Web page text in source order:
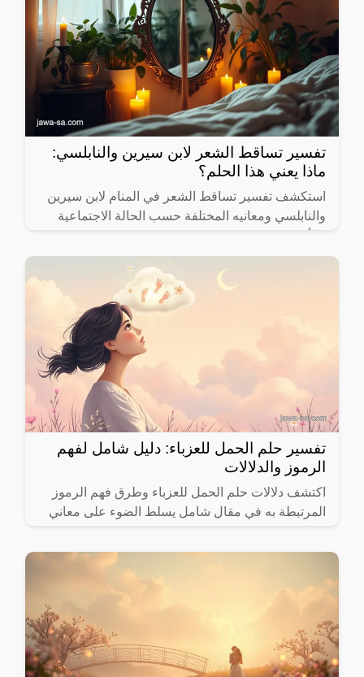
تفسير تساقط الشعر لابن سيرين والنابلسي:
ماذا يعني هذا الحلم؟
استكشف تفسير تساقط الشعر في المنام لابن سيرين
والنابلسي ومعانيه المختلفة حسب الحالة الاجتماعية
تفسير حلم الحمل للعزباء: دليل شامل لفهم
الرموز والدلالات
اكتشف دلالات حلم الحمل للعزباء وطرق فهم الرموز
المرتبطة به في مقال شامل يسلط الضوء على معاني